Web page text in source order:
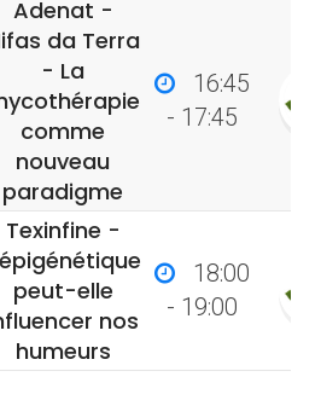
Adenat -
da Terra
- La
comme
nouveau
paradigme
16:45
- 17:45
Texinfine -
peut-elle
nos
humeurs
18:00
- 19:00